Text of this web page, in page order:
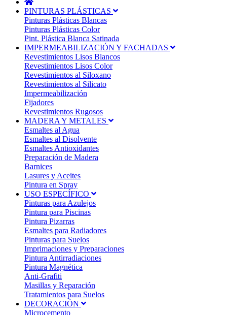
PINTURAS PLÁSTICAS
Pinturas Plásticas Blancas
Pinturas Plásticas Color
Pint. Plástica Blanca Satinada
IMPERMEABILIZACIÓN Y FACHADAS
Revestimientos Lisos Blancos
Revestimientos Lisos Color
Revestimientos al Siloxano
Revestimientos al Silicato
Impermeabilización
Fijadores
Revestimientos Rugosos
MADERA Y METALES
Esmaltes al Agua
Esmaltes al Disolvente
Esmaltes Antioxidantes
Preparación de Madera
Barnices
Lasures y Aceites
Pintura en Spray
USO ESPECÍFICO
Pinturas para Azulejos
Pintura para Piscinas
Pintura Pizarras
Esmaltes para Radiadores
Pinturas para Suelos
Imprimaciones y Preparaciones
Pintura Antirradiaciones
Pintura Magnética
Anti-Grafiti
Masillas y Reparación
Tratamientos para Suelos
DECORACIÓN
Microcemento